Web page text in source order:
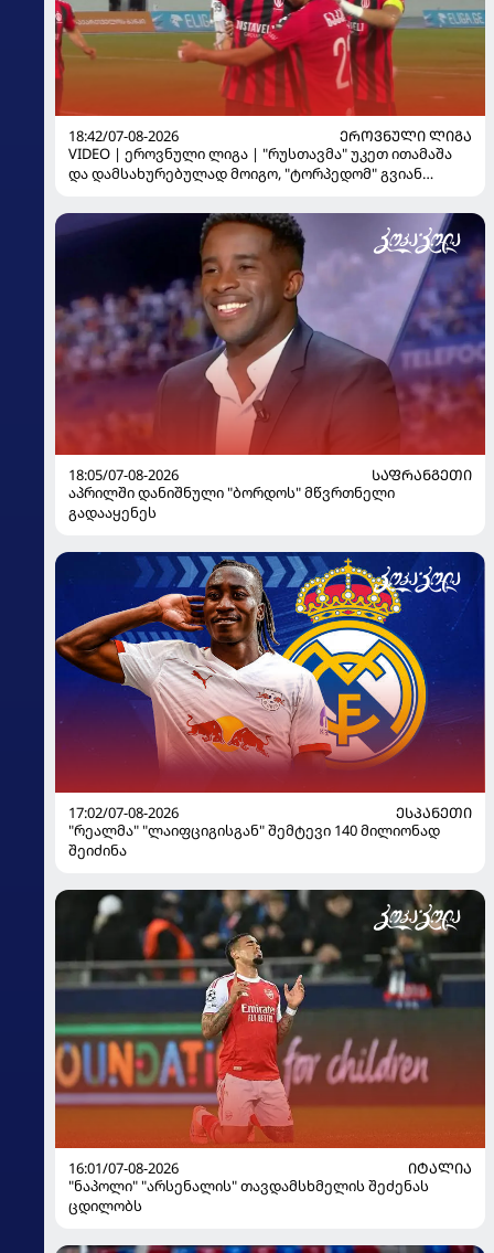
18:42/07-08-2026
ᲔᲠᲝᲕᲜᲣᲚᲘ ᲚᲘᲒᲐ
VIDEO | ეროვნული ლიგა | "რუსთავმა" უკეთ ითამაშა
და დამსახურებულად მოიგო, "ტორპედომ" გვიან
18:05/07-08-2026
ᲡᲐᲤᲠᲐᲜᲒᲔᲗᲘ
აპრილში დანიშნული "ბორდოს" მწვრთნელი
გადააყენეს
17:02/07-08-2026
ᲔᲡᲞᲐᲜᲔᲗᲘ
"რეალმა" "ლაიფციგისგან" შემტევი 140 მილიონად
შეიძინა
16:01/07-08-2026
ᲘᲢᲐᲚᲘᲐ
"ნაპოლი" "არსენალის" თავდამსხმელის შეძენას
ცდილობს